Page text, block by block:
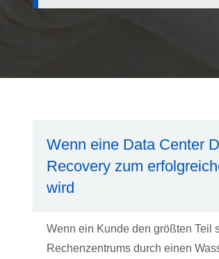
Wenn eine Data Center
Recovery zum
wird
Wenn ein Kunde den größten Teil
Rechenzentrums durch einen